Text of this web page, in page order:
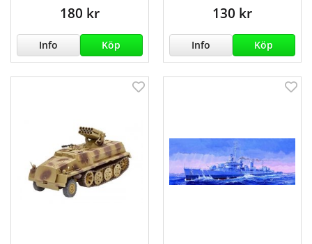
180 kr
Info Köp
130 kr
Info Köp